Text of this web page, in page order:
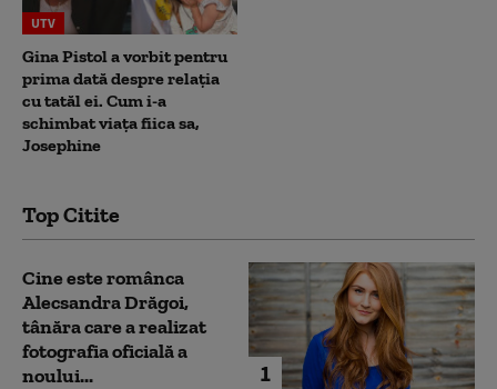
UTV
Gina Pistol a vorbit pentru
prima dată despre relația
cu tatăl ei. Cum i-a
schimbat viața fiica sa,
Josephine
Top Citite
1
Cine este românca
Alecsandra Drăgoi,
tânăra care a realizat
fotografia oficială a
noului...